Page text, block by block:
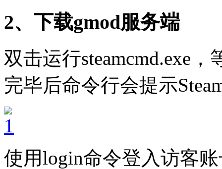
2、下载gmod服务端
双击运行steamcmd.exe
完毕后命令行会提示
使用login命令登入访客